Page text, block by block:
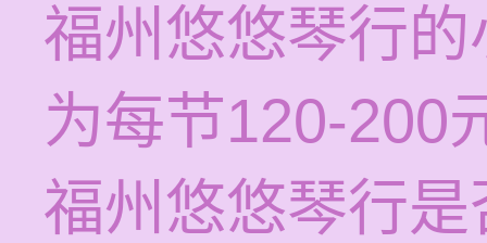
福州悠悠琴行
为每节120-200
福州悠悠琴行